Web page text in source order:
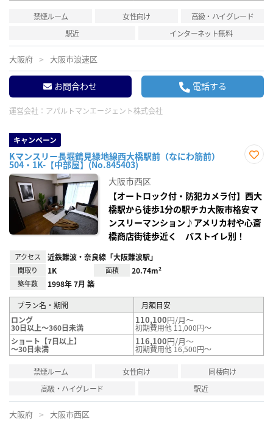
禁煙ルーム 女性向け
高級・ハイグレード
駅近
インターネット無料
大阪府 大阪市浪速区
お問合わせ 電話する
運営会社： アパルトマンエージェント株式会社
キャンペーン
Kマンスリー長堀鶴見緑地線西大橋駅前（なにわ筋前）
504・1K-【中部屋】(No.845403)
録
大阪市西区
【オートロック付・防犯カメラ付】西大
橋駅から徒歩1分の駅チカ大阪市格安マ
ンスリーマンション♪アメリカ村や心斎
橋商店街徒歩近く バストイレ別！
アクセス 近鉄難波・奈良線「大阪難波駅」
間取り 1K 面積 20.74m²
築年数 1998年 7月 築
プラン名・期間
月額目安
ロング
30日以上～360日未満
110,100円/月～
初期費用他 11,000円～
ショート【7日以上】
～30日未満
116,100円/月～
初期費用他 16,500円～
禁煙ルーム 女性向け
同棲向け
高級・ハイグレード
駅近
大阪府 大阪市西区